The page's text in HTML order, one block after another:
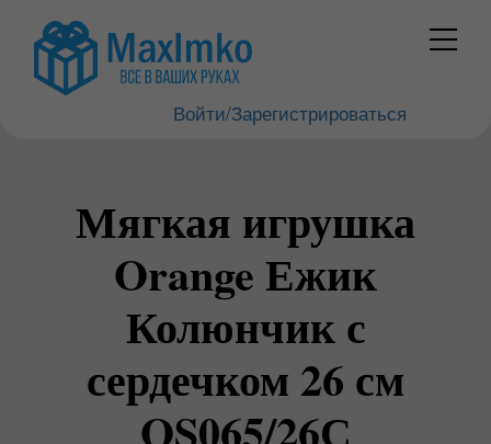
Войти/Зарегистрироваться
Мягкая игрушка
Orange Ежик
Колюнчик с
сердечком 26 см